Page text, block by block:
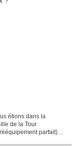
étions dans la
de la Tour
parfait) ;